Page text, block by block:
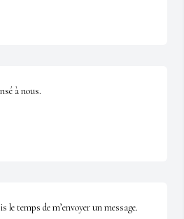
à nous.
le temps de m’envoyer un message.